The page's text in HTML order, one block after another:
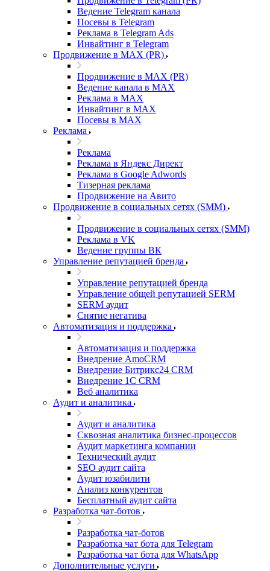
Ведение Telegram канала
Посевы в Telegram
Реклама в Telegram Ads
Инвайтинг в Telegram
Продвижение в MAX (PR)
Продвижение в MAX (PR)
Ведение канала в MAX
Реклама в MAX
Инвайтинг в MAX
Посевы в MAX
Реклама
Реклама
Реклама в Яндекс Директ
Реклама в Google Adwords
Тизерная реклама
Продвижение на Авито
Продвижение в социальных сетях (SMM)
Продвижение в социальных сетях (SMM)
Реклама в VK
Ведение группы ВК
Управление репутацией бренда
Управление репутацией бренда
Управление общей репутацией SERM
SERM аудит
Снятие негатива
Автоматизация и поддержка
Автоматизация и поддержка
Внедрение AmoCRM
Внедрение Битрикс24 CRM
Внедрение 1C CRM
Веб аналитика
Аудит и аналитика
Аудит и аналитика
Сквозная аналитика бизнес-процессов
Аудит маркетинга компании
Технический аудит
SEO аудит сайта
Аудит юзабилити
Анализ конкурентов
Бесплатный аудит сайта
Разработка чат-ботов
Разработка чат-ботов
Разработка чат бота для Telegram
Разработка чат бота для WhatsApp
Дополнительные услуги